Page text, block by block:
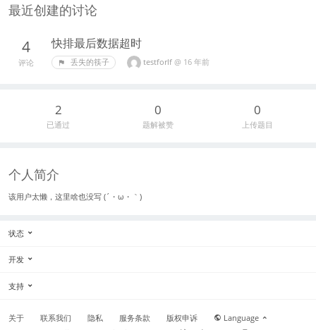
最近创建的讨论
4
评论
快排最后数据超时
丢失的筷子 testforlf @ 16 年前
2
已通过
0
题解被赞
0
上传题目
个人简介
该用户太懒，这里啥也没写 (´・ω・｀)
状态
开发
支持
关于 联系我们 隐私 服务条款 版权申诉
Language